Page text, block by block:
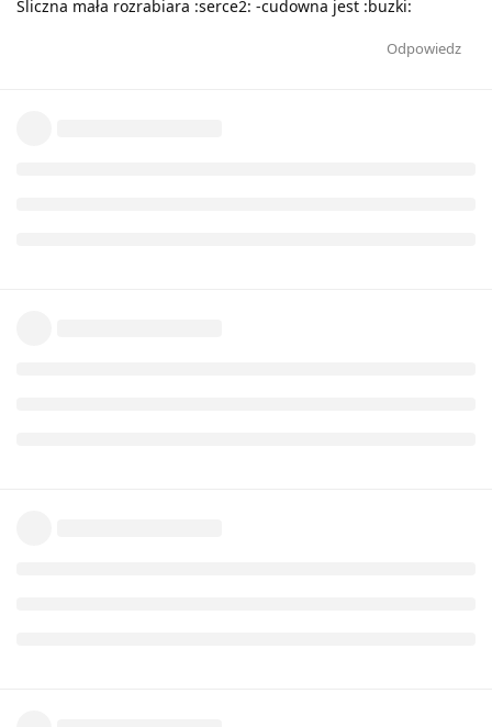
Śliczna mała rozrabiara :serce2: -cudowna jest :buzki:
Odpowiedz